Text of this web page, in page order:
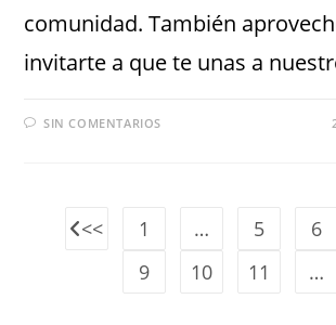
comunidad. También
invitarte a que te unas a
SIN COMENTARIOS
1 … 5 6
9
10 11 …